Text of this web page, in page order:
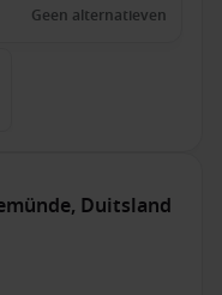
Geen alternatieven
Duitsland